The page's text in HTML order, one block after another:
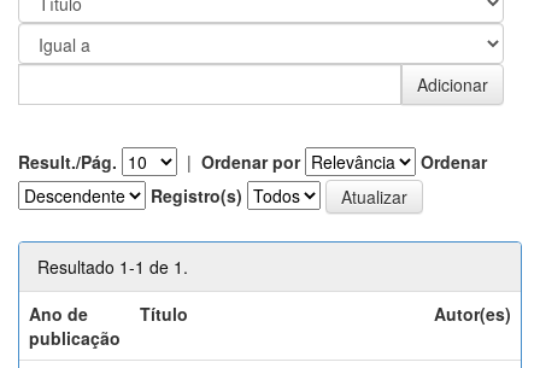
Result./Pág. | Ordenar por
Ordenar
Registro(s)
Resultado 1-1 de 1.
Ano de
publicação
Título Autor(es)